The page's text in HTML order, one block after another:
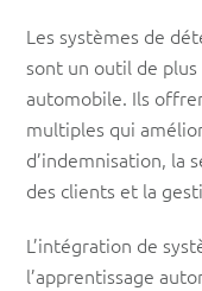
Les systèmes de
sont un outil de
automobile. Ils
multiples qui
d’indemnisation, la
des clients et la
L’intégration de
l’apprentissage